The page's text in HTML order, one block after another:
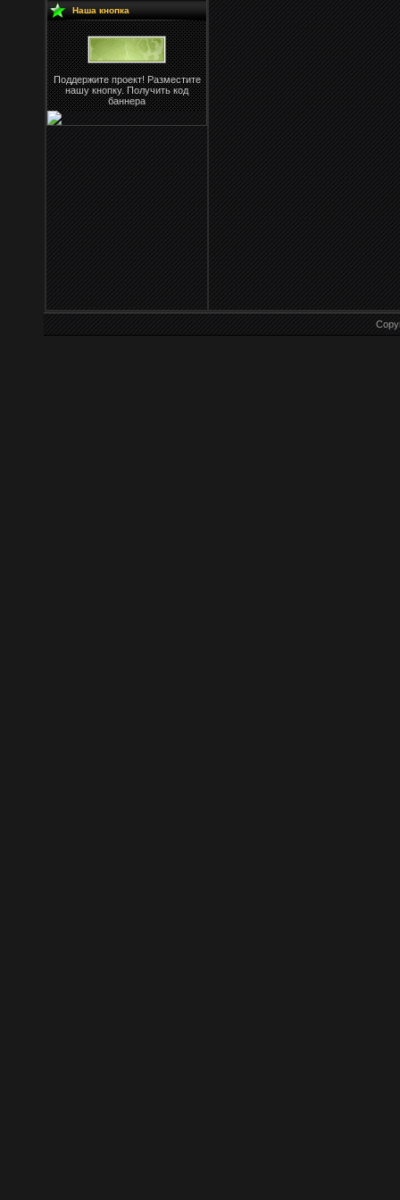
Наша кнопка
Поддержите проект! Разместите
нашу кнопку. Получить код
баннера